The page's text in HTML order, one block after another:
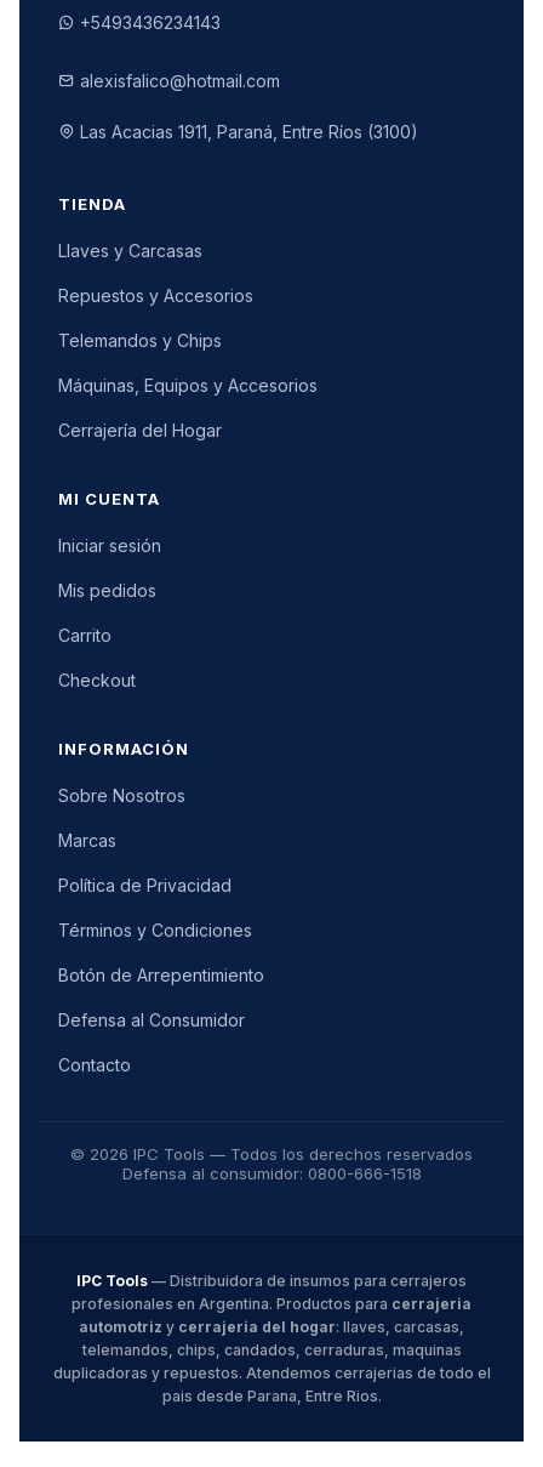
+5493436234143
alexisfalico@hotmail.com
Las Acacias 1911, Paraná, Entre Ríos (3100)
TIENDA
Llaves y Carcasas
Repuestos y Accesorios
Telemandos y Chips
Máquinas, Equipos y Accesorios
Cerrajería del Hogar
MI CUENTA
Iniciar sesión
Mis pedidos
Carrito
Checkout
INFORMACIÓN
Sobre Nosotros
Marcas
Política de Privacidad
Términos y Condiciones
Botón de Arrepentimiento
Defensa al Consumidor
Contacto
© 2026 IPC Tools — Todos los derechos reservados
Defensa al consumidor: 0800-666-1518
IPC Tools — Distribuidora de insumos para cerrajeros
profesionales en Argentina. Productos para cerrajeria
automotriz y cerrajeria del hogar: llaves, carcasas,
telemandos, chips, candados, cerraduras, maquinas
duplicadoras y repuestos. Atendemos cerrajerias de todo el
pais desde Parana, Entre Rios.